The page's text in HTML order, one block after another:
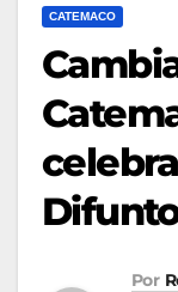
CATEMACO
Por